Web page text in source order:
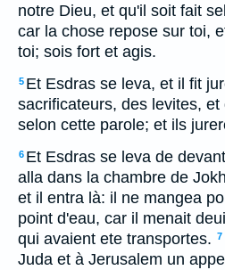
notre Dieu, et qu'il soit fait
car la chose repose sur toi,
toi; sois fort et agis.
5 Et Esdras se leva, et il fit
sacrificateurs, des levites,
selon cette parole; et ils
6 Et Esdras se leva de
alla dans la chambre de
et il entra là: il ne mangea
point d'eau, car il menait
qui avaient ete transportes. 7
Juda et à Jerusalem un